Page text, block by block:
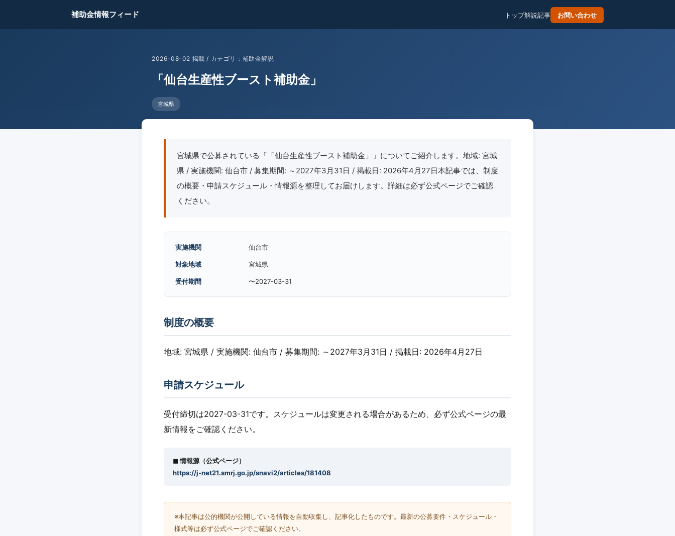
補助金情報フィード トップ解説記事 お問い合わせ
2026-08-02 掲載 / カテゴリ：補助金解説
「仙台生産性ブースト補助金」
宮城県
宮城県で公募されている「「仙台生産性ブースト補助金」」についてご紹介します。地域: 宮城
県 / 実施機関: 仙台市 / 募集期間: ～2027年3月31日 / 掲載日: 2026年4月27日本記事では、制度
の概要・申請スケジュール・情報源を整理してお届けします。詳細は必ず公式ページでご確認
ください。
実施機関 仙台市
対象地域 宮城県
受付期間 〜2027-03-31
制度の概要
地域: 宮城県 / 実施機関: 仙台市 / 募集期間: ～2027年3月31日 / 掲載日: 2026年4月27日
申請スケジュール
受付締切は2027-03-31です。スケジュールは変更される場合があるため、必ず公式ページの最
新情報をご確認ください。
◼︎ 情報源（公式ページ）
https://j-net21.smrj.go.jp/snavi2/articles/181408
※本記事は公的機関が公開している情報を自動収集し、記事化したものです。最新の公募要件・スケジュール・
様式等は必ず公式ページでご確認ください。